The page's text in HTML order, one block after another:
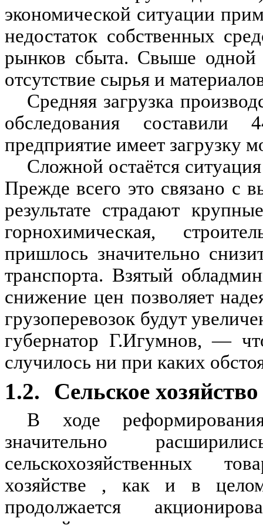
экономической ситуации
недостаток собственных
рынков сбыта. Свыше одной
отсутствие сырья и
Средняя загрузка
обследования
предприятие имеет загрузку
Сложной остаётся
Прежде всего это связано с
результате страдают
горнохимическая,
пришлось значительно
транспорта. Взятый
снижение цен позволяет
грузоперевозок будут
губернатор Г.Игумнов, —
случилось ни при каких
1.2. Сельское хозяйство
В ходе
значительно
сельскохозяйственных
хозяйстве , как и в
продолжается